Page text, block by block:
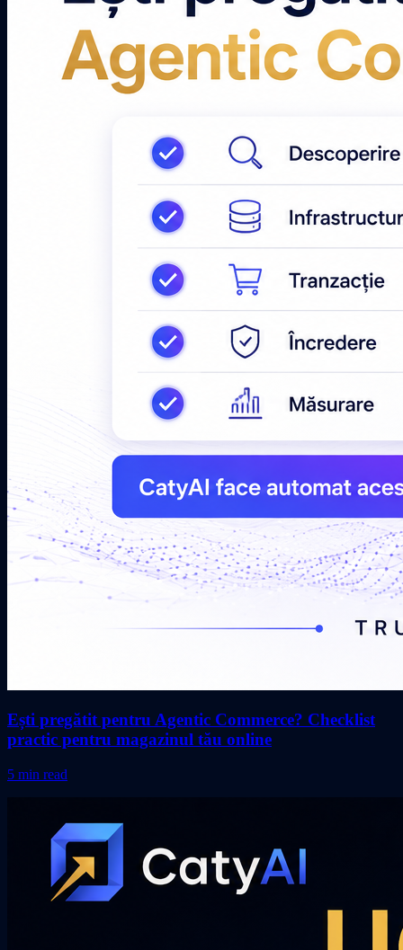
Ești pregătit pentru Agentic Commerce? Checklist
practic pentru magazinul tău online
5 min read